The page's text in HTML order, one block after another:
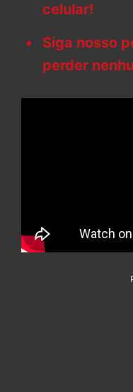
celular!
Siga nosso
perder